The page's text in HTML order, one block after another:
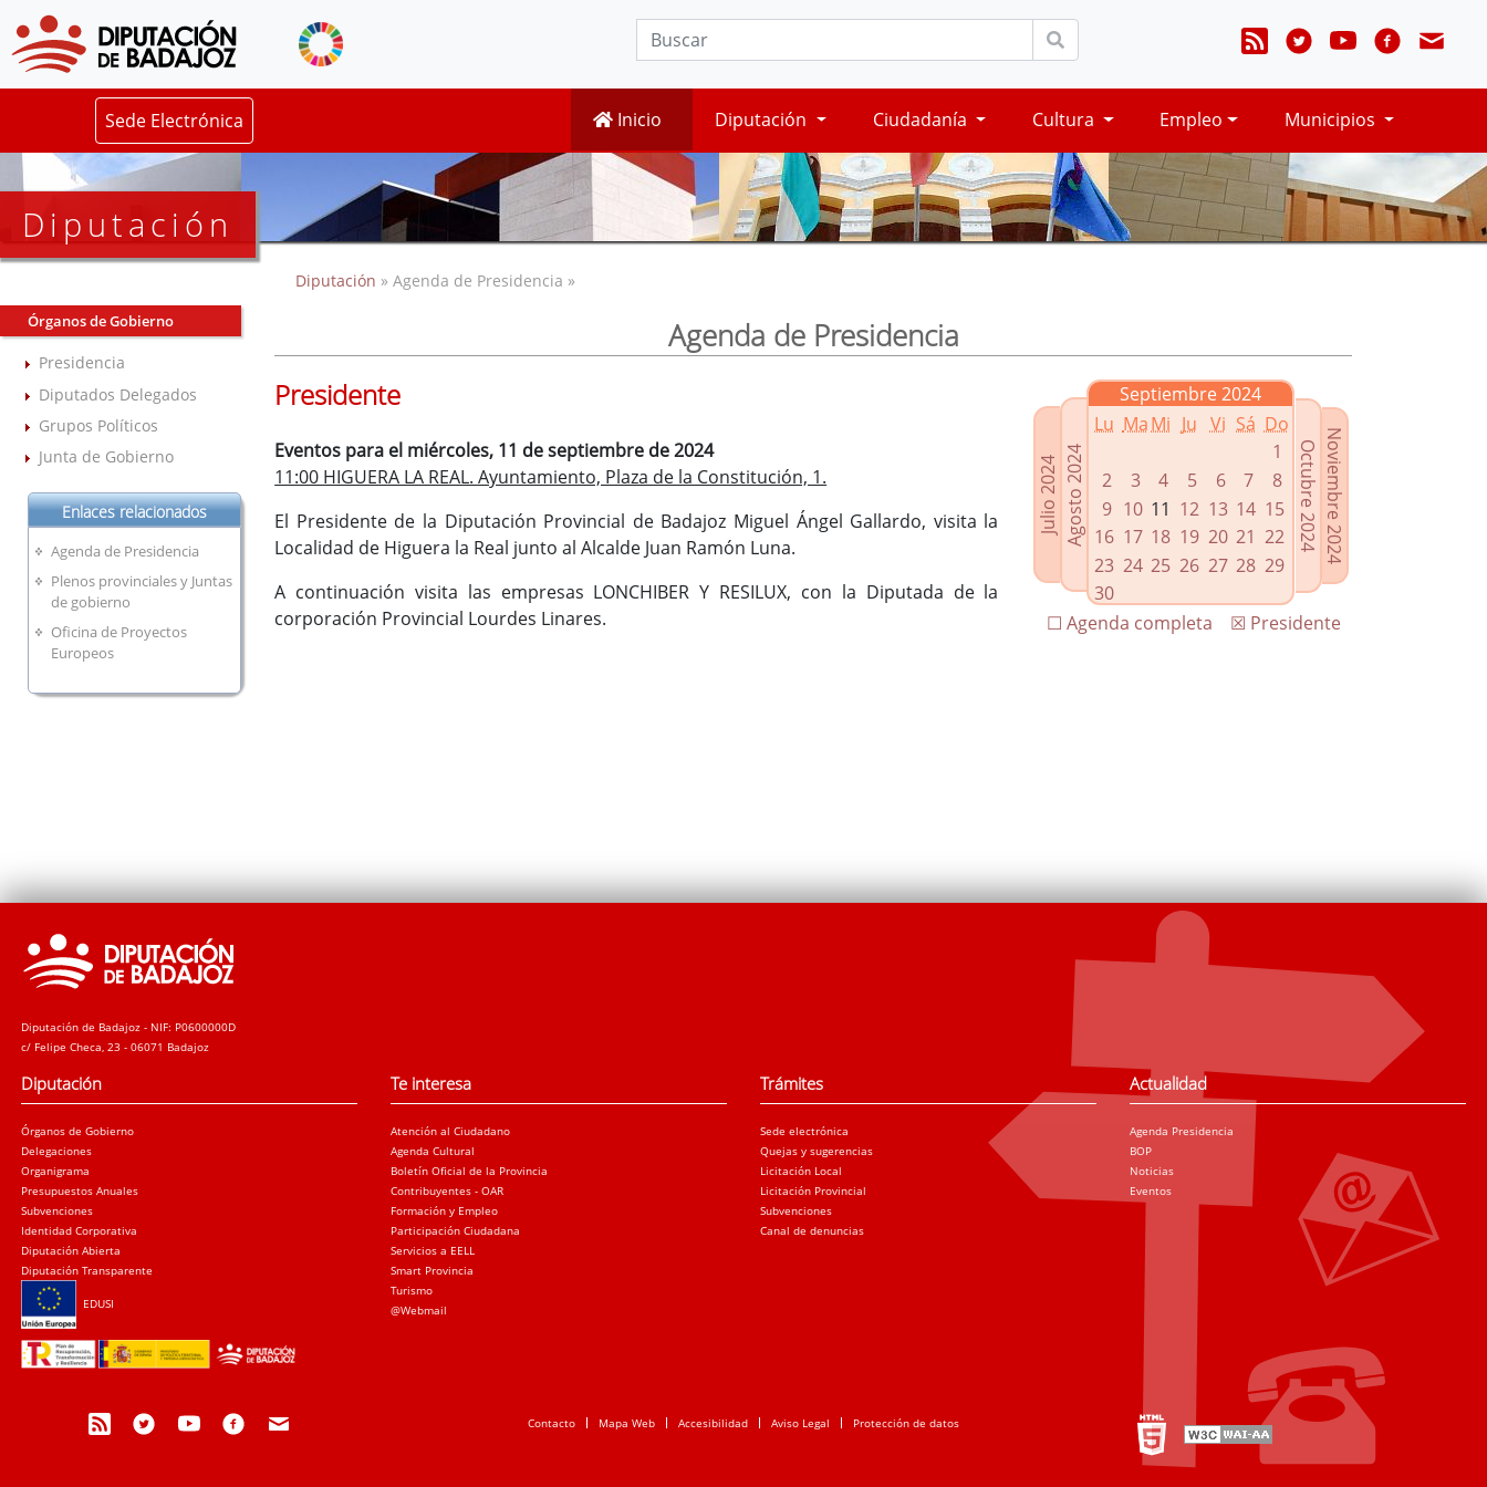
Sede Electrónica Inicio Diputación Ciudadanía Cultura Empleo Municipios
Diputación
Órganos de Gobierno
Presidencia
Diputados Delegados
Grupos Políticos
Junta de Gobierno
Enlaces relacionados
Agenda de Presidencia
Plenos provinciales y Juntas
de gobierno
Oficina de Proyectos
Europeos
Diputación » Agenda de Presidencia »
Agenda de Presidencia
Julio 2024Agosto 2024
Septiembre 2024
Lu MaMi Ju Vi Sá Do
1
2
3 4 5 6 7
8
9 10 11 12 13 14 15
16 17 18 19 20 21 22
23 24 25 26 27 28 29
30
Noviembre 2024
Octubre 2024
☒ Presidente
☐ Agenda completa
Presidente
Eventos para el miércoles, 11 de septiembre de 2024
11:00 HIGUERA LA REAL. Ayuntamiento, Plaza de la Constitución, 1.
El Presidente de la Diputación Provincial de Badajoz Miguel Ángel Gallardo, visita la
Localidad de Higuera la Real junto al Alcalde Juan Ramón Luna.
A continuación visita las empresas LONCHIBER Y RESILUX, con la Diputada de la
corporación Provincial Lourdes Linares.
Diputación de Badajoz - NIF: P0600000D
c/ Felipe Checa, 23 - 06071 Badajoz
Diputación
Órganos de Gobierno
Delegaciones
Organigrama
Presupuestos Anuales
Subvenciones
Identidad Corporativa
Diputación Abierta
Diputación Transparente
EDUSI
Te interesa
Atención al Ciudadano
Agenda Cultural
Boletín Oficial de la Provincia
Contribuyentes - OAR
Formación y Empleo
Participación Ciudadana
Servicios a EELL
Smart Provincia
Turismo
@Webmail
Trámites
Sede electrónica
Quejas y sugerencias
Licitación Local
Licitación Provincial
Subvenciones
Canal de denuncias
Actualidad
Agenda Presidencia
BOP
Noticias
Eventos
Contacto Mapa Web Accesibilidad Aviso Legal Protección de datos